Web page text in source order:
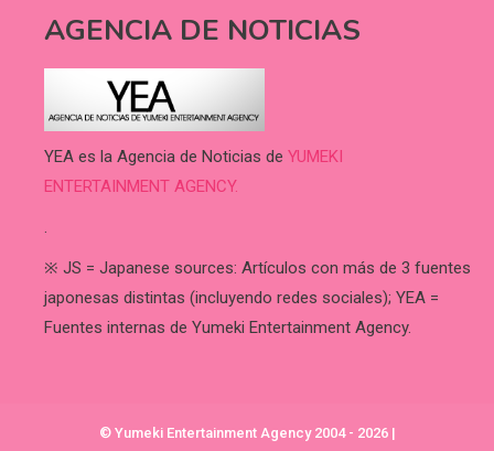
AGENCIA DE NOTICIAS
YEA es la Agencia de Noticias de YUMEKI
ENTERTAINMENT AGENCY.
.
※ JS = Japanese sources: Artículos con más de 3 fuentes
japonesas distintas (incluyendo redes sociales); YEA =
Fuentes internas de Yumeki Entertainment Agency.
© Yumeki Entertainment Agency 2004 - 2026 |